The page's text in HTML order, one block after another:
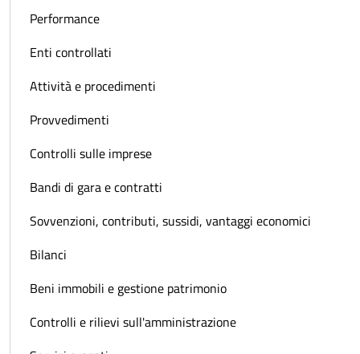
Performance
Enti controllati
Attività e procedimenti
Provvedimenti
Controlli sulle imprese
Bandi di gara e contratti
Sovvenzioni, contributi, sussidi, vantaggi economici
Bilanci
Beni immobili e gestione patrimonio
Controlli e rilievi sull'amministrazione